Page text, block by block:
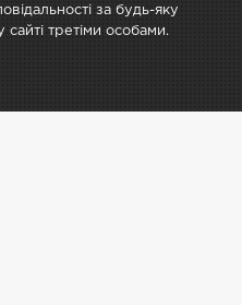
за будь-яку
третіми особами.